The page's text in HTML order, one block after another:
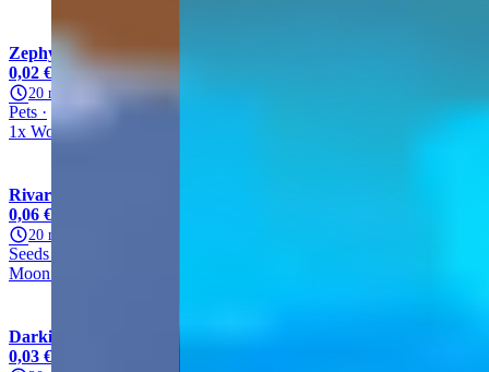
Zephyss
0,02 €
/ unité
20 min.
Pets Wolf
1x Wolf
Rivaro
0,06 €
20 min.
Seeds
Moon Bloom Seed
Darkidox
0,03 €